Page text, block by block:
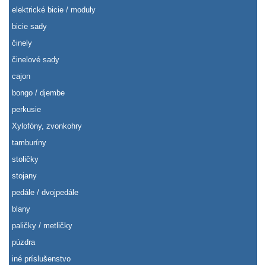
elektrické bicie / moduly
bicie sady
činely
činelové sady
cajon
bongo / djembe
perkusie
Xylofóny, zvonkohry
tamburíny
stoličky
stojany
pedále / dvojpedále
blany
paličky / metličky
púzdra
iné príslušenstvo